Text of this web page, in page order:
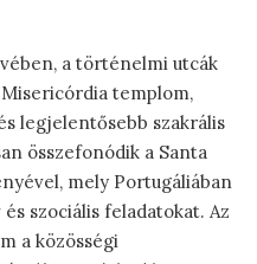
a történelmi utcák
templom,
legjelentősebb szakrális
összefonódik a Santa
mely Portugáliában
szociális feladatokat. Az
a közösségi